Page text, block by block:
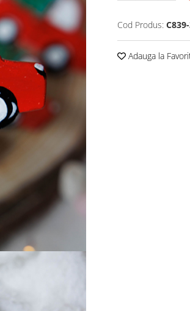
Cod Produs:
Adauga la